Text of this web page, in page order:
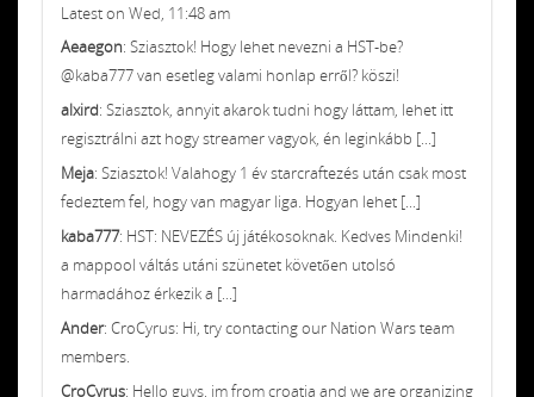
Latest on Wed, 11:48 am
Aeaegon: Sziasztok! Hogy lehet nevezni a HST-be?
@kaba777 van esetleg valami honlap erről? köszi!
alxird: Sziasztok, annyit akarok tudni hogy láttam, lehet itt
regisztrálni azt hogy streamer vagyok, én leginkább [...]
Meja: Sziasztok! Valahogy 1 év starcraftezés után csak most
fedeztem fel, hogy van magyar liga. Hogyan lehet [...]
kaba777: HST: NEVEZÉS új játékosoknak. Kedves Mindenki!
a mappool váltás utáni szünetet követően utolsó
harmadához érkezik a [...]
Ander: CroCyrus: Hi, try contacting our Nation Wars team
members.
CroCyrus: Hello guys, im from croatia and we are organizing